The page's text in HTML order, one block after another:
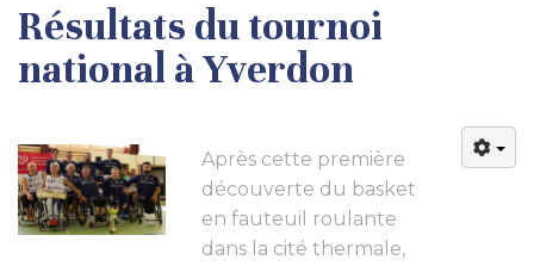
Résultats du tournoi
national à Yverdon
Après cette première
découverte du basket
en fauteuil roulante
dans la cité thermale,